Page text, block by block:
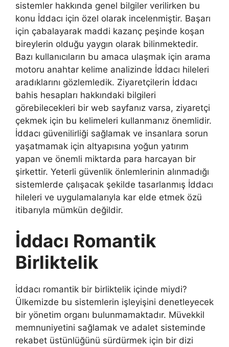
sistemler hakkında genel bilgiler verilirken bu
konu İddacı için özel olarak incelenmiştir. Başarı
için çabalayarak maddi kazanç peşinde koşan
bireylerin olduğu yaygın olarak bilinmektedir.
Bazı kullanıcıların bu amaca ulaşmak için arama
motoru anahtar kelime analizinde İddacı hileleri
aradıklarını gözlemledik. Ziyaretçilerin İddacı
bahis hesapları hakkındaki bilgileri
görebilecekleri bir web sayfanız varsa, ziyaretçi
çekmek için bu kelimeleri kullanmanız önemlidir.
İddacı güvenilirliği sağlamak ve insanlara sorun
yaşatmamak için altyapısına yoğun yatırım
yapan ve önemli miktarda para harcayan bir
şirkettir. Yeterli güvenlik önlemlerinin alınmadığı
sistemlerde çalışacak şekilde tasarlanmış İddacı
hileleri ve uygulamalarıyla kar elde etmek özü
itibarıyla mümkün değildir.
İddacı Romantik
Birliktelik
İddacı romantik bir birliktelik içinde miydi?
Ülkemizde bu sistemlerin işleyişini denetleyecek
bir yönetim organı bulunmamaktadır. Müvekkil
memnuniyetini sağlamak ve adalet sisteminde
rekabet üstünlüğünü sürdürmek için bir dizi